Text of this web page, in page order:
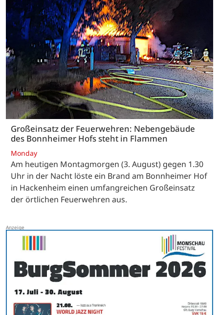
Großeinsatz der Feuerwehren: Nebengebäude
des Bonnheimer Hofs steht in Flammen
Monday
Am heutigen Montagmorgen (3. August) gegen 1.30
Uhr in der Nacht löste ein Brand am Bonnheimer Hof
in Hackenheim einen umfangreichen Großeinsatz
der örtlichen Feuerwehren aus.